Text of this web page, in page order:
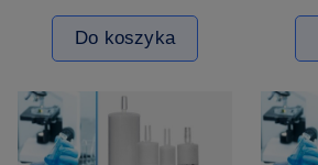
Do koszyka